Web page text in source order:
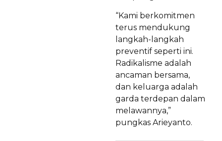
“Kami berkomitmen
terus mendukung
langkah-langkah
preventif seperti ini.
Radikalisme adalah
ancaman bersama,
dan keluarga adalah
garda terdepan dalam
melawannya,”
pungkas Arieyanto.